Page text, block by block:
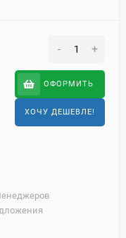
- +
ОФОРМИТЬ
ХОЧУ ДЕШЕВЛЕ!